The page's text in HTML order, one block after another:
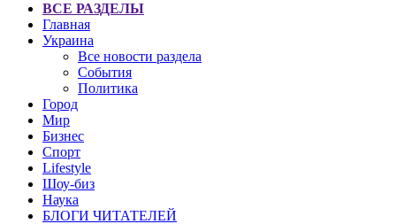
ВСЕ РАЗДЕЛЫ
Главная
Украина
Все новости раздела
События
Политика
Город
Мир
Бизнес
Спорт
Lifestyle
Шоу-биз
Наука
БЛОГИ ЧИТАТЕЛЕЙ